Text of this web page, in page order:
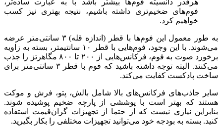
فوم‌های ضخیم‌تری داشته باشیم، نتیجه بهتری نیز کسب
خواهیم کرد.
به طور معمول این فوم‌ها با قطر (اندازه قله) ۳ سانتی‌متر عرضه
می‌شوند. با این وجود، فوم‌هایی با قطر ۱۰ سانتیمتر، بسته به زاویه
برخورد صوت به فوم، فرکانس‌هایی از ۲۰۰ تا ۸۰۰ مگاهرتز را جذب
می‌کنند. البته توجه داشته باشید که فوم با قطر ۳ سانتی‌متر برای
ساخت پادکست کفایت می‌کند.
سایر جاذب‌های فرکانس‌های بالا شامل بالش، پتو، فرش و موکت
هستند که بهتر است با پوششی از پارچه ضخیم پوشیده شوند.
بنابراین نیازی نیست که از حتما از تجهیزات گران‌قیمت استفاده
کنید. بسته به بودجه خود می‌توانید تجهیزات مختلفی را بکار بگیرید.